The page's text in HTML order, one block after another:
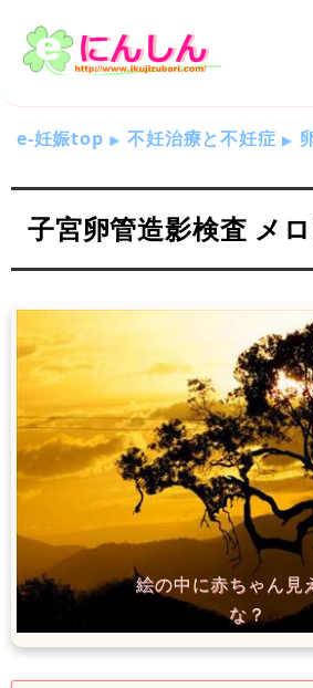
e-妊娠top 不妊治療と不妊症
子宮卵管造影検査 メ